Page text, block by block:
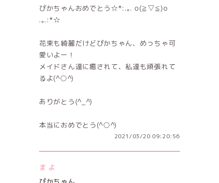
ぴかちゃんおめでとう☆*:.｡. o(≧▽≦)o
.｡.:*☆
花束も綺麗だけどぴかちゃん、めっちゃ可
愛いよー！
メイドさん達に癒されて、私達も頑張れて
るよ(^○^)
ありがとう(^_^)
本当におめでとう(^○^)
2021/03/20 09:20:56
ま よ